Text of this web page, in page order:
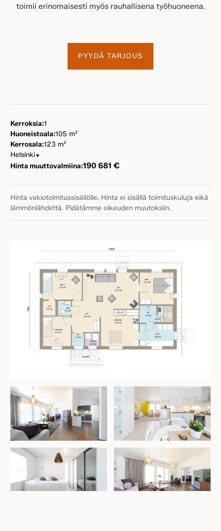
toimii erinomaisesti myös rauhallisena työhuoneena.
PYYDÄ TARJOUS
Kerroksia:1
Huoneistoala:105 m²
Kerrosala:123 m²
Helsinki▼
Hinta muuttovalmiina:190 681 €
Hinta vakiotoimitussisällölle. Hinta ei sisällä toimituskuluja eikä
lämmönlähdettä. Pidätämme oikeuden muutoksiin.